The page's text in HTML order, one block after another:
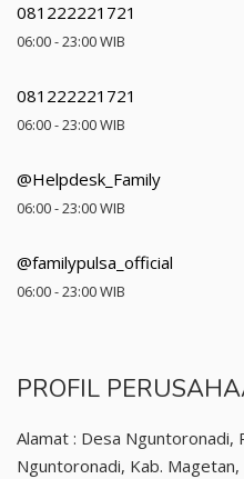
081222221721
06:00 - 23:00 WIB
081222221721
06:00 - 23:00 WIB
@Helpdesk_Family
06:00 - 23:00 WIB
@familypulsa_official
06:00 - 23:00 WIB
PROFIL
Alamat : Desa Nguntoronadi,
Nguntoronadi, Kab. Magetan,